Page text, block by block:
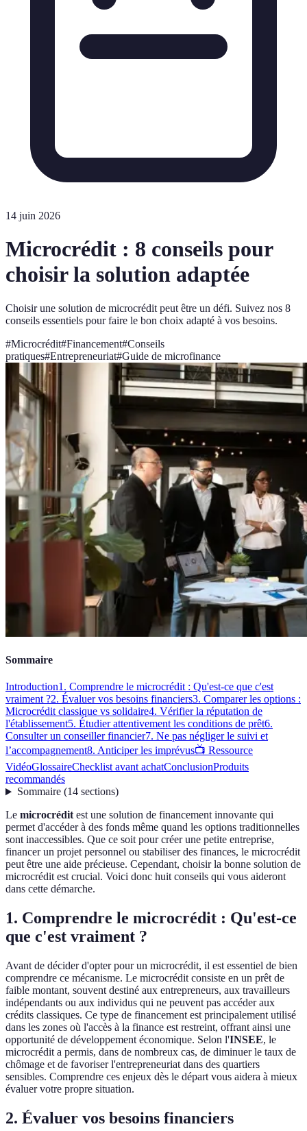
14 juin 2026
Microcrédit : 8 conseils pour
choisir la solution adaptée
Choisir une solution de microcrédit peut être un défi. Suivez nos 8
conseils essentiels pour faire le bon choix adapté à vos besoins.
#Microcrédit#Financement#Conseils
pratiques#Entrepreneuriat#Guide de microfinance
Sommaire
Introduction1. Comprendre le microcrédit : Qu'est-ce que c'est
vraiment ?2. Évaluer vos besoins financiers3. Comparer les options :
Microcrédit classique vs solidaire4. Vérifier la réputation de
l'établissement5. Étudier attentivement les conditions de prêt6.
Consulter un conseiller financier7. Ne pas négliger le suivi et
l’accompagnement8. Anticiper les imprévus📺 Ressource
VidéoGlossaireChecklist avant achatConclusionProduits
recommandés
Sommaire(14 sections)
Le microcréditest une solution de financement innovante qui
permet d'accéder à des fonds même quand les options traditionnelles
sont inaccessibles. Que ce soit pour créer une petite entreprise,
financer un projet personnel ou stabiliser des finances, le microcrédit
peut être une aide précieuse. Cependant, choisir la bonne solution de
microcrédit est crucial. Voici donc huit conseils qui vous aideront
dans cette démarche.
1. Comprendre le microcrédit : Qu'est-ce
que c'est vraiment ?
Avant de décider d'opter pour un microcrédit, il est essentiel de bien
comprendre ce mécanisme. Le microcrédit consiste en un prêt de
faible montant, souvent destiné aux entrepreneurs, aux travailleurs
indépendants ou aux individus qui ne peuvent pas accéder aux
crédits classiques. Ce type de financement est principalement utilisé
dans les zones où l'accès à la finance est restreint, offrant ainsi une
opportunité de développement économique. Selon l'INSEE, le
microcrédit a permis, dans de nombreux cas, de diminuer le taux de
chômage et de favoriser l'entrepreneuriat dans des quartiers
sensibles. Comprendre ces enjeux dès le départ vous aidera à mieux
évaluer votre propre situation.
2. Évaluer vos besoins financiers